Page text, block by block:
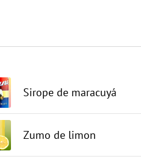
Sirope de maracuyá
Zumo de limon